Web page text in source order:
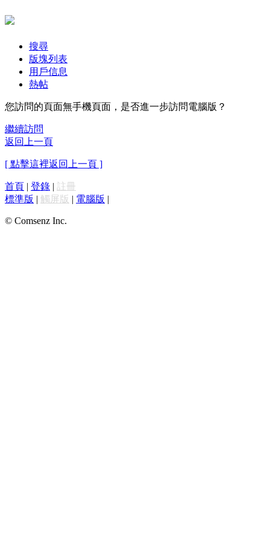
搜尋
版塊列表
用戶信息
熱帖
您訪問的頁面無手機頁面，是否進一步訪問電腦版？
繼續訪問
返回上一頁
[ 點擊這裡返回上一頁 ]
首頁 | 登錄 | 註冊
標準版 | 觸屏版 | 電腦版 |
© Comsenz Inc.